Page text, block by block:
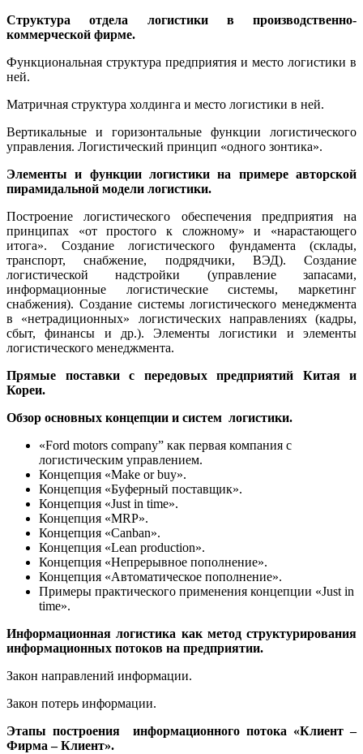
Структура отдела логистики в производственно-
коммерческой фирме.
Функциональная структура предприятия и место логистики в
ней.
Матричная структура холдинга и место логистики в ней.
Вертикальные и горизонтальные функции логистического
управления. Логистический принцип «одного зонтика».
Элементы и функции логистики на примере авторской
пирамидальной модели логистики.
Построение логистического обеспечения предприятия на
принципах «от простого к сложному» и «нарастающего
итога». Создание логистического фундамента (склады,
транспорт, снабжение, подрядчики, ВЭД). Создание
логистической надстройки (управление запасами,
информационные логистические системы, маркетинг
снабжения). Создание системы логистического менеджмента
в «нетрадиционных» логистических направлениях (кадры,
сбыт, финансы и др.). Элементы логистики и элементы
логистического менеджмента.
Прямые поставки с передовых предприятий Китая и
Кореи.
Обзор основных концепции и систем логистики.
«Ford motors company” как первая компания с
логистическим управлением.
Концепция «Make or buy».
Концепция «Буферный поставщик».
Концепция «Just in time».
Концепция «MRP».
Концепция «Canban».
Концепция «Lean production».
Концепция «Непрерывное пополнение».
Концепция «Автоматическое пополнение».
Примеры практического применения концепции «Just in
time».
Информационная логистика как метод структурирования
информационных потоков на предприятии.
Закон направлений информации.
Закон потерь информации.
Этапы построения информационного потока «Клиент –
Фирма – Клиент».